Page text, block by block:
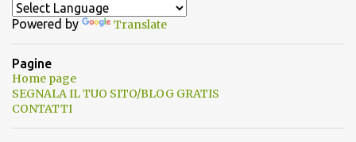
Powered by Translate
Pagine
Home page
SEGNALA IL TUO SITO/BLOG GRATIS
CONTATTI